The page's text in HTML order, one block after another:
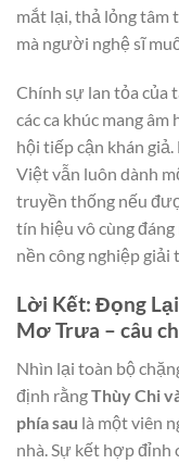
mắt lại, thả lỏng tâm
mà người nghệ sĩ
Chính sự lan tỏa của
các ca khúc mang
hội tiếp cận khán
Việt vẫn luôn dành
truyền thống nếu
tín hiệu vô cùng
nền công nghiệp giải
Lời Kết: Đọng
Mơ Trưa – câu
Nhìn lại toàn bộ
định rằngThùy Chi
phía sau là một viên
nhà. Sự kết hợp đỉnh